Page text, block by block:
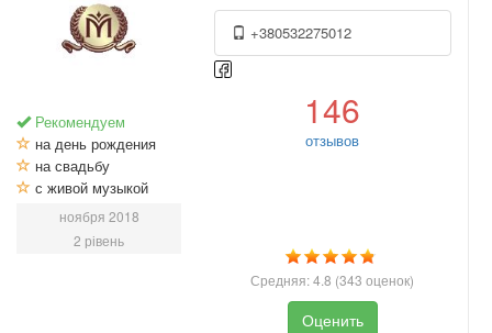
Рекомендуем
на день рождения
на свадьбу
с живой музыкой
ноября 2018
2 рівень
+380532275012
146
отзывов
Средняя:4.8 (343 оценок)
Оценить